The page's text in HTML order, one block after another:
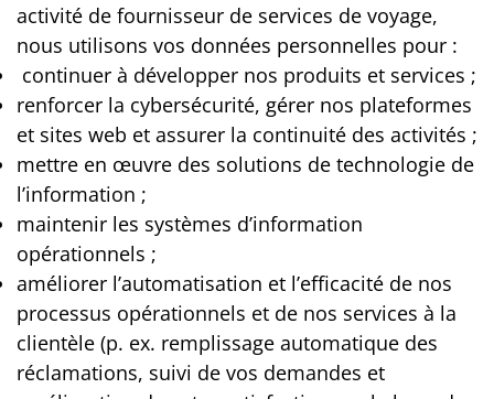
activité de fournisseur de services de voyage,
nous utilisons vos données personnelles pour :
continuer à développer nos produits et services ;
renforcer la cybersécurité, gérer nos plateformes
et sites web et assurer la continuité des activités ;
mettre en œuvre des solutions de technologie de
l’information ;
maintenir les systèmes d’information
opérationnels ;
améliorer l’automatisation et l’efficacité de nos
processus opérationnels et de nos services à la
clientèle (p. ex. remplissage automatique des
réclamations, suivi de vos demandes et